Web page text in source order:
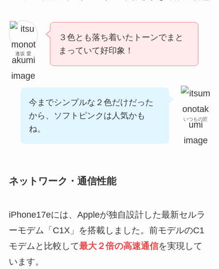
逢坂 愛
３色とも落ち着いたトーンでまと
まっていて好印象！
いつもの匠
今までシンプルな２色だけだった
から、ソフトピンクは人気かも
ね。
ネットワーク・通信性能
iPhone17eには、Appleが独自設計した最新セルラ
ーモデム「C1X」を搭載しました。前モデルのC1
モデムと比較して最大２ 倍の高速通信を実現して
います。